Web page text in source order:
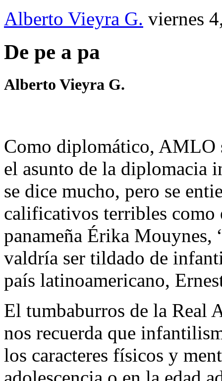
Alberto Vieyra G. viernes
De pe a pa
Alberto Vieyra G.
Como diplomático, AMLO
el asunto de la diplomacia
se dice mucho, pero se
calificativos terribles como
panameña Érika Mouynes,
valdría ser tildado de
país latinoamericano,
El tumbaburros de la Real
nos recuerda que
los caracteres físicos y